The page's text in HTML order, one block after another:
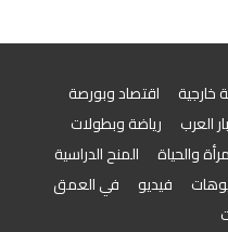
خارجية
اقتصاد وبورصة
العرب
رياضة وبطولات
والحياة
المنح الدراسية
فيديو
في العمق